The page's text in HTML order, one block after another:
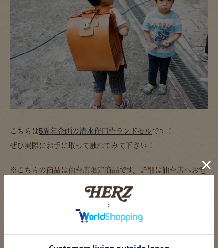
こちらは5周年企画の清水作口枠ランドセルです！
ぜひ実際にお手に取って触れてみて下さい！
※こちらの商品は仙台店限定商品です。詳細は仙台店へお電
話にてお問い合わせ下さい。